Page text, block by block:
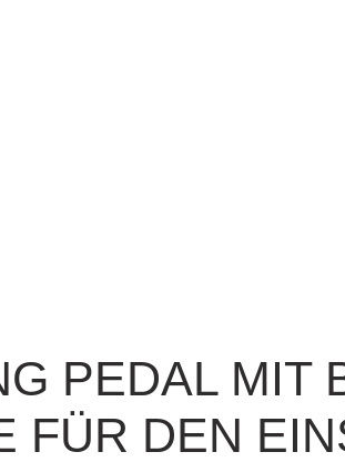
PEDAL MIT
FÜR DEN